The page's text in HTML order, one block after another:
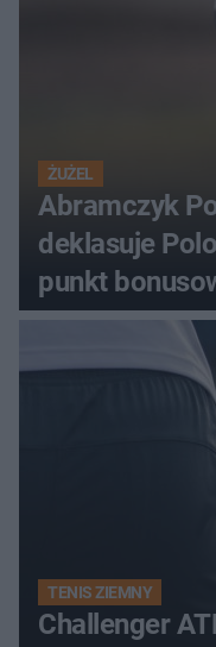
ŻUŻEL
Abramczyk
deklasuje
punkt
TENIS ZIEMNY
Challenger